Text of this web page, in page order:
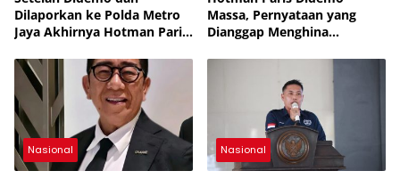
Dilaporkan ke Polda Metro
Jaya Akhirnya Hotman Paris
Singapura
Massa, Pernyataan yang
Dianggap Menghina
Nasional Nasional